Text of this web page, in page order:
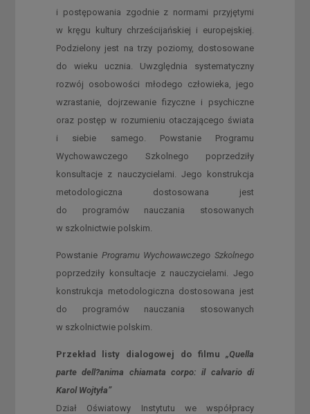
i postępowania zgodnie z normami przyjętymi
w kręgu kultury chrześcijańskiej i europejskiej.
Podzielony jest na trzy poziomy, dostosowane
do wieku ucznia. Uwzględnia systematyczny
rozwój osobowości młodego człowieka, jego
wzrastanie, dojrzewanie fizyczne i psychiczne
oraz postęp w rozumieniu otaczającego świata
i siebie samego. Powstanie Programu
Wychowawczego Szkolnego poprzedziły
konsultacje z nauczycielami. Jego konstrukcja
metodologiczna dostosowana jest
do programów nauczania stosowanych
w szkolnictwie polskim.
Powstanie Programu Wychowawczego Szkolnego
poprzedziły konsultacje z nauczycielami. Jego
konstrukcja metodologiczna dostosowana jest
do programów nauczania stosowanych
w szkolnictwie polskim.
Przekład listy dialogowej do filmu„Quella
parte dell?anima chiamata corpo: il calvario di
Karol Wojtyła”
Dział Oświatowy Instytutu we współpracy